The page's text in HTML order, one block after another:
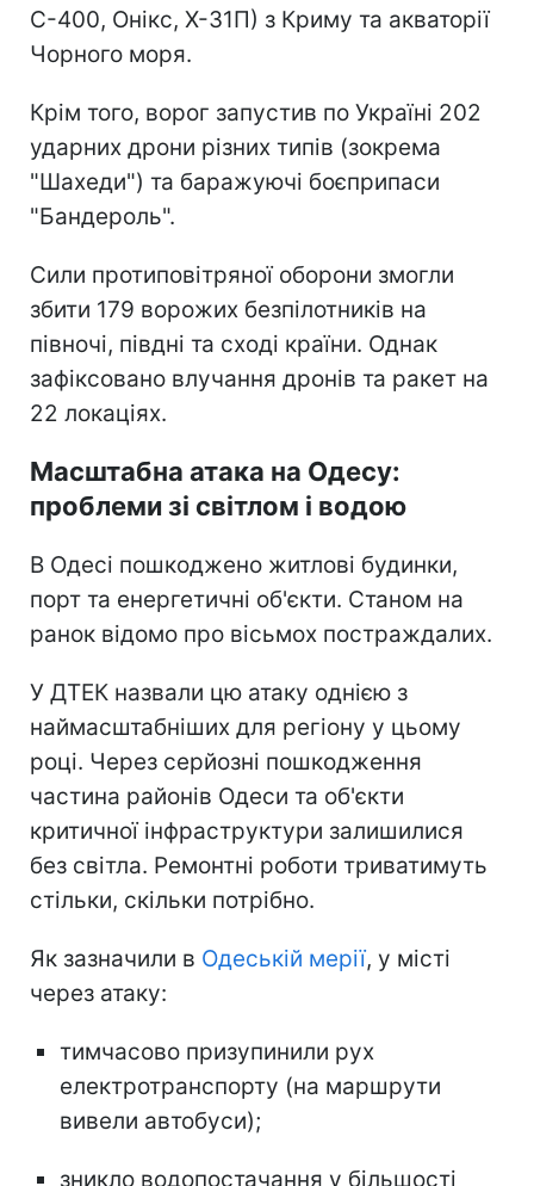
С-400, Онікс, Х-31П) з Криму та акваторії
Чорного моря.
Крім того, ворог запустив по Україні 202
ударних дрони різних типів (зокрема
"Шахеди") та баражуючі боєприпаси
"Бандероль".
Сили протиповітряної оборони змогли
збити 179 ворожих безпілотників на
півночі, півдні та сході країни. Однак
зафіксовано влучання дронів та ракет на
22 локаціях.
Масштабна атака на Одесу:
проблеми зі світлом і водою
В Одесі пошкоджено житлові будинки,
порт та енергетичні об'єкти. Станом на
ранок відомо про вісьмох постраждалих.
У ДТЕК назвали цю атаку однією з
наймасштабніших для регіону у цьому
році. Через серйозні пошкодження
частина районів Одеси та об'єкти
критичної інфраструктури залишилися
без світла. Ремонтні роботи триватимуть
стільки, скільки потрібно.
Як зазначили в Одеській мерії, у місті
через атаку:
тимчасово призупинили рух
електротранспорту (на маршрути
вивели автобуси);
зникло водопостачання у більшості